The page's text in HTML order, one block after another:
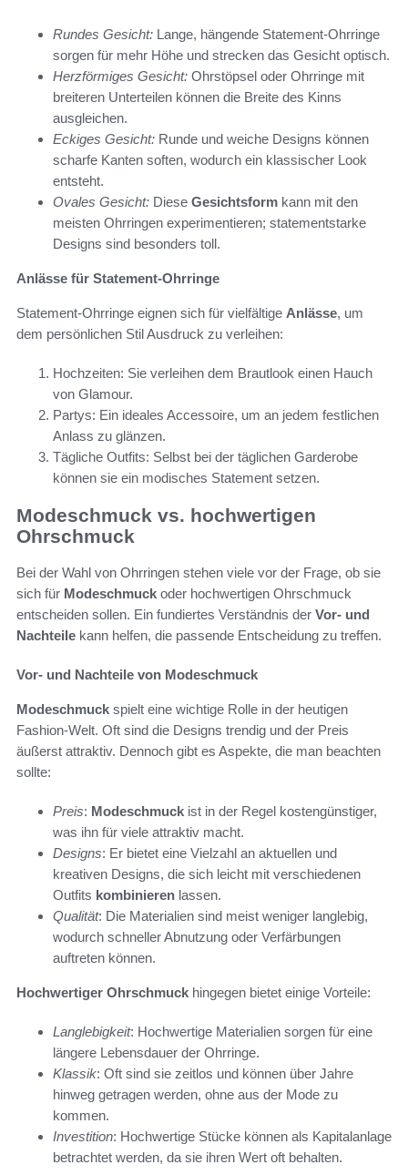
Rundes Gesicht: Lange, hängende Statement-Ohrringe
sorgen für mehr Höhe und strecken das Gesicht optisch.
Herzförmiges Gesicht: Ohrstöpsel oder Ohrringe mit
breiteren Unterteilen können die Breite des Kinns
ausgleichen.
Eckiges Gesicht: Runde und weiche Designs können
scharfe Kanten soften, wodurch ein klassischer Look
entsteht.
Ovales Gesicht: Diese Gesichtsform kann mit den
meisten Ohrringen experimentieren; statementstarke
Designs sind besonders toll.
Anlässe für Statement-Ohrringe
Statement-Ohrringe eignen sich für vielfältige Anlässe, um
dem persönlichen Stil Ausdruck zu verleihen:
Hochzeiten: Sie verleihen dem Brautlook einen Hauch
von Glamour.
Partys: Ein ideales Accessoire, um an jedem festlichen
Anlass zu glänzen.
Tägliche Outfits: Selbst bei der täglichen Garderobe
können sie ein modisches Statement setzen.
Modeschmuck vs. hochwertigen
Ohrschmuck
Bei der Wahl von Ohrringen stehen viele vor der Frage, ob sie
sich für Modeschmuck oder hochwertigen Ohrschmuck
entscheiden sollen. Ein fundiertes Verständnis der Vor- und
Nachteile kann helfen, die passende Entscheidung zu treffen.
Vor- und Nachteile von Modeschmuck
Modeschmuck spielt eine wichtige Rolle in der heutigen
Fashion-Welt. Oft sind die Designs trendig und der Preis
äußerst attraktiv. Dennoch gibt es Aspekte, die man beachten
sollte:
Preis: Modeschmuck ist in der Regel kostengünstiger,
was ihn für viele attraktiv macht.
Designs: Er bietet eine Vielzahl an aktuellen und
kreativen Designs, die sich leicht mit verschiedenen
Outfits kombinieren lassen.
Qualität: Die Materialien sind meist weniger langlebig,
wodurch schneller Abnutzung oder Verfärbungen
auftreten können.
Hochwertiger Ohrschmuck hingegen bietet einige Vorteile:
Langlebigkeit: Hochwertige Materialien sorgen für eine
längere Lebensdauer der Ohrringe.
Klassik: Oft sind sie zeitlos und können über Jahre
hinweg getragen werden, ohne aus der Mode zu
kommen.
Investition: Hochwertige Stücke können als Kapitalanlage
betrachtet werden, da sie ihren Wert oft behalten.